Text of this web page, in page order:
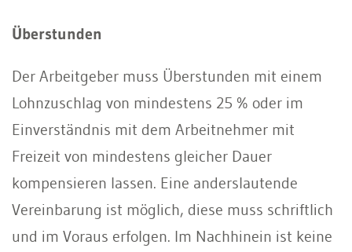
Überstunden
Der Arbeitgeber muss Überstunden mit einem
Lohnzuschlag von mindestens 25 % oder im
Einverständnis mit dem Arbeitnehmer mit
Freizeit von mindestens gleicher Dauer
kompensieren lassen. Eine anderslautende
Vereinbarung ist möglich, diese muss schriftlich
und im Voraus erfolgen. Im Nachhinein ist keine